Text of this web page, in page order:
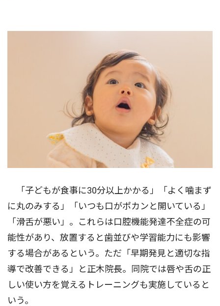
「子どもが食事に30分以上かかる」「よく噛まず
に丸のみする」「いつも口がポカンと開いている」
「滑舌が悪い」。これらは口腔機能発達不全症の可
能性があり、放置すると歯並びや学習能力にも影響
する場合があるという。ただ「早期発見と適切な指
導で改善できる」と正木院長。同院では唇や舌の正
しい使い方を覚えるトレーニングも実施していると
いう。